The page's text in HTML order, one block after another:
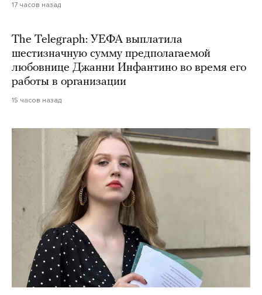
17 часов назад
The Telegraph: УЕФА выплатила
шестизначную сумму предполагаемой
любовнице Джанни Инфантино во время его
работы в организации
15 часов назад